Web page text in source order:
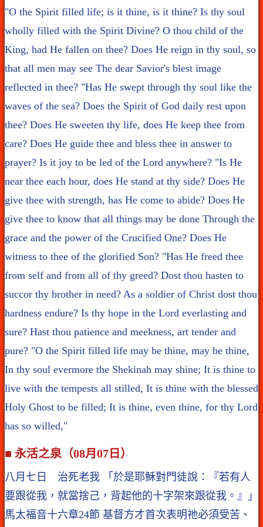
"O the Spirit filled life; is it thine, is it thine? Is thy soul
wholly filled with the Spirit Divine? O thou child of the
King, had He fallen on thee? Does He reign in thy soul, so
that all men may see The dear Savior's blest image
reflected in thee? "Has He swept through thy soul like the
waves of the sea? Does the Spirit of God daily rest upon
thee? Does He sweeten thy life, does He keep thee from
care? Does He guide thee and bless thee in answer to
prayer? Is it joy to be led of the Lord anywhere? "Is He
near thee each hour, does He stand at thy side? Does He
give thee with strength, has He come to abide? Does He
give thee to know that all things may be done Through the
grace and the power of the Crucified One? Does He
witness to thee of the glorified Son? "Has He freed thee
from self and from all of thy greed? Dost thou hasten to
succor thy brother in need? As a soldier of Christ dost thou
hardness endure? Is thy hope in the Lord everlasting and
sure? Hast thou patience and meekness, art tender and
pure? "O the Spirit filled life may be thine, may be thine,
In thy soul evermore the Shekinah may shine; It is thine to
live with the tempests all stilled, It is thine with the blessed
Holy Ghost to be filled; It is thine, even thine, for thy Lord
has so willed,"
■ 永活之泉（08月07日）
八月七日 治死老我 「於是耶穌對門徒說：『若有人
要跟從我，就當捨己，背起他的十字架來跟從我。』」
馬太福音十六章24節 基督方才首次表明祂必須受苦、